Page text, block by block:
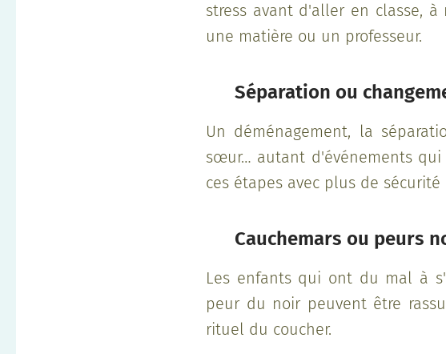
stress avant d'aller en classe,
une matière ou un professeur.
Séparation ou
Un déménagement, la
sœur… autant d'événements qui
ces étapes avec plus de sécurité
Cauchemars ou peurs
Les enfants qui ont du mal à
peur du noir peuvent être
rituel du coucher.